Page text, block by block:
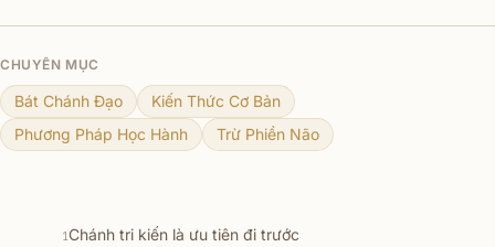
CHUYÊN MỤC
Bát Chánh Đạo
Kiến Thức Cơ Bản
Phương Pháp Học Hành
Trừ Phiền Não
1Chánh tri kiến là ưu tiên đi trước